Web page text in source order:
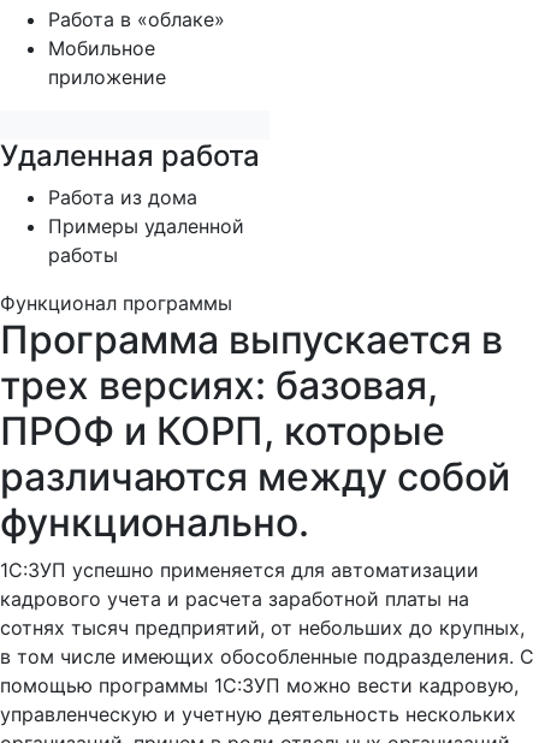
Работа в «облаке»
Мобильное
приложение
Удаленная работа
Работа из дома
Примеры удаленной
работы
Функционал программы
Программа выпускается в
трех версиях: базовая,
ПРОФ и КОРП, которые
различаются между собой
функционально.
1С:ЗУП успешно применяется для автоматизации
кадрового учета и расчета заработной платы на
сотнях тысяч предприятий, от небольших до крупных,
в том числе имеющих обособленные подразделения. С
помощью программы 1С:ЗУП можно вести кадровую,
управленческую и учетную деятельность нескольких